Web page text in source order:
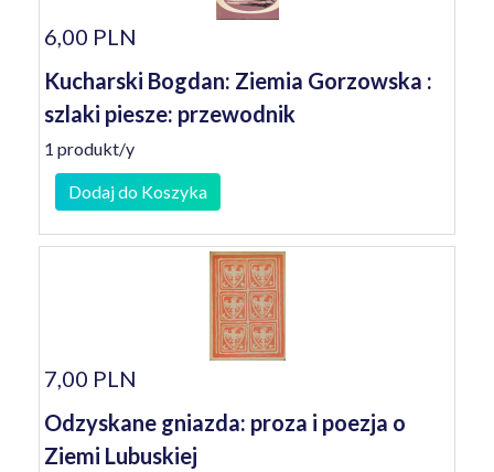
6,00 PLN
Kucharski Bogdan: Ziemia Gorzowska :
szlaki piesze: przewodnik
1 produkt/y
Dodaj do Koszyka
7,00 PLN
Odzyskane gniazda: proza i poezja o
Ziemi Lubuskiej